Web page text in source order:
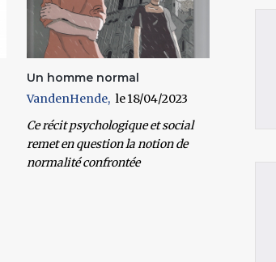
Un homme normal
VandenHende
18/04/2023
Ce récit psychologique et social
remet en question la notion de
normalité confrontée